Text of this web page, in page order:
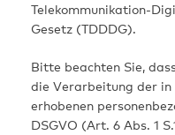
Telekommunikation-
Gesetz (TDDDG).
Bitte beachten Sie,
die Verarbeitung der in
erhobenen
DSGVO (Art. 6 Abs. 1